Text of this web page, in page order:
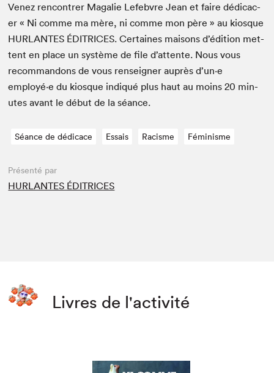
Venez ren­con­tr­er Mag­a­lie Lefeb­vre Jean et faire dédi­cac­
er « Ni comme ma mère, ni comme mon père » au kiosque
HURLANTES ÉDITRI­CES. Cer­taines maisons d’édi­tion met­
tent en place un sys­tème de file d’at­tente. Nous vous
recom­man­dons de vous ren­seign­er auprès d’un·e
employé·e du kiosque indiqué plus haut au moins20 min­
utes avant le début de la séance.
Séance de dédicace Essais Racisme Féminisme
Présenté par
HURLANTES ÉDITRICES
Livres de l'activité